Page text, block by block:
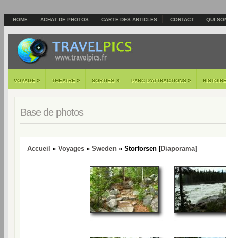
HOME ACHAT DE PHOTOS CARTE DES ARTICLES CONTACT QUI
VOYAGE » THEATRE » SORTIES » PARC D'ATTRACTIONS »
Base de photos
Accueil » Voyages » Sweden » Storforsen [Diaporama]